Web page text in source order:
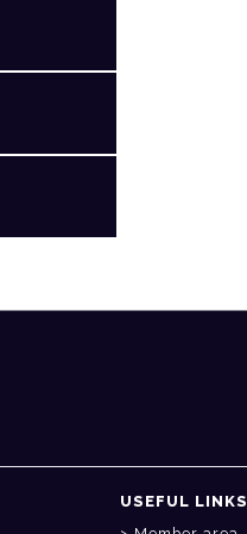
USEFUL LINKS